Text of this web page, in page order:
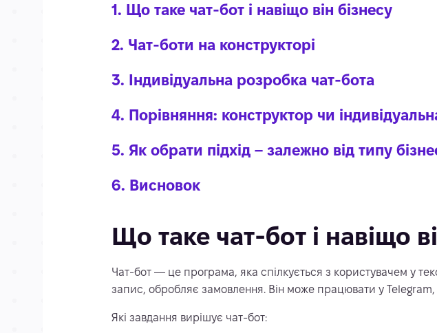
1. Що таке чат-бот і навіщо він бізнесу
2. Чат-боти на конструкторі
3. Індивідуальна розробка чат-бота
4. Порівняння: конструктор чи
5. Як обрати підхід – залежно від типу
6. Висновок
Що таке чат-бот і навіщо
Чат-бот — це програма, яка спілкується з користувачем у
запис, обробляє замовлення. Він може працювати у
Які завдання вирішує чат-бот: